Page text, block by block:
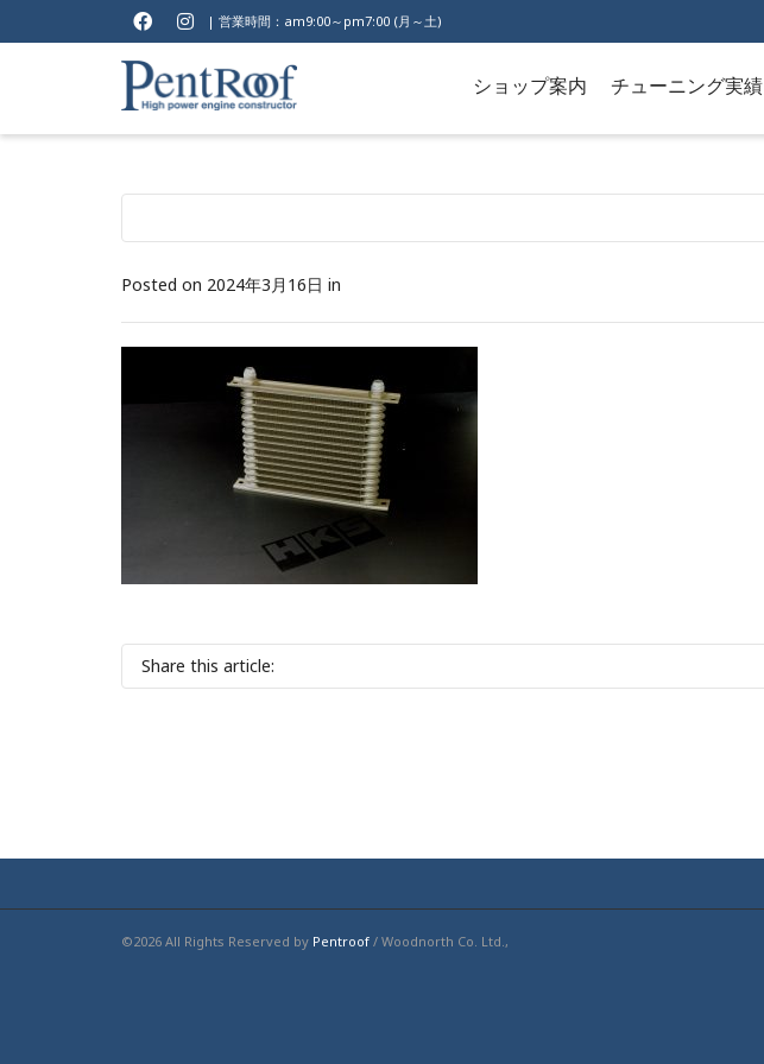
| 営業時間：am9:00～pm7:00 (月～土)
ショップ案内 チューニング実績
Posted on 2024年3月16日 in
Share this article:
©2026 All Rights Reserved by Pentroof / Woodnorth Co. Ltd.,